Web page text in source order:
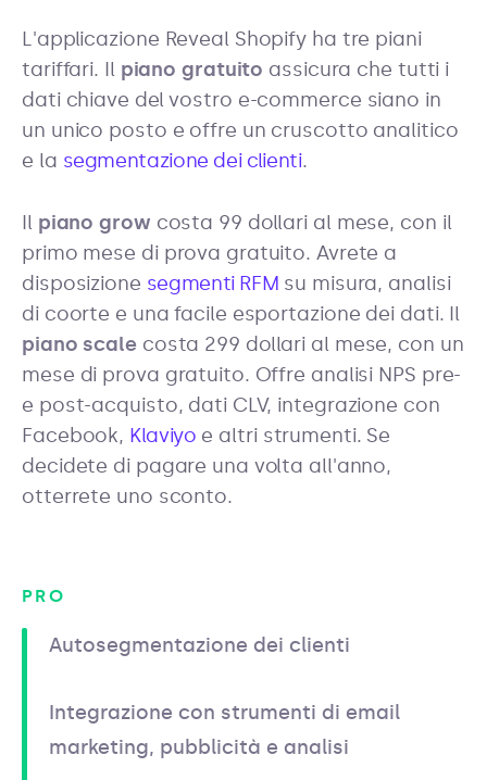
L'applicazione Reveal Shopify ha tre piani
tariffari. Il piano gratuito assicura che tutti i
dati chiave del vostro e-commerce siano in
un unico posto e offre un cruscotto analitico
e la segmentazione dei clienti.
Il piano grow costa 99 dollari al mese, con il
primo mese di prova gratuito. Avrete a
disposizione segmenti RFM su misura, analisi
di coorte e una facile esportazione dei dati. Il
piano scalecosta 299 dollari al mese, con un
mese di prova gratuito. Offre analisi NPS pre-
e post-acquisto, dati CLV, integrazione con
Facebook, Klaviyo e altri strumenti. Se
decidete di pagare una volta all'anno,
otterrete uno sconto.
PRO
Autosegmentazione dei clienti
Integrazione con strumenti di email
marketing, pubblicità e analisi